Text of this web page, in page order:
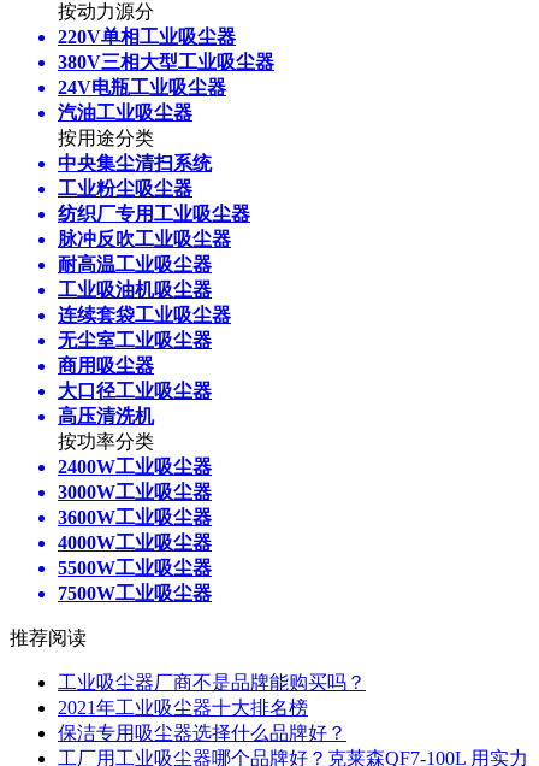
按动力源分
220V单相工业吸尘器
380V三相大型工业吸尘器
24V电瓶工业吸尘器
汽油工业吸尘器
按用途分类
中央集尘清扫系统
工业粉尘吸尘器
纺织厂专用工业吸尘器
脉冲反吹工业吸尘器
耐高温工业吸尘器
工业吸油机吸尘器
连续套袋工业吸尘器
无尘室工业吸尘器
商用吸尘器
大口径工业吸尘器
高压清洗机
按功率分类
2400W工业吸尘器
3000W工业吸尘器
3600W工业吸尘器
4000W工业吸尘器
5500W工业吸尘器
7500W工业吸尘器
推荐阅读
工业吸尘器厂商不是品牌能购买吗？
2021年工业吸尘器十大排名榜
保洁专用吸尘器选择什么品牌好？
工厂用工业吸尘器哪个品牌好？克莱森QF7-100L 用实力